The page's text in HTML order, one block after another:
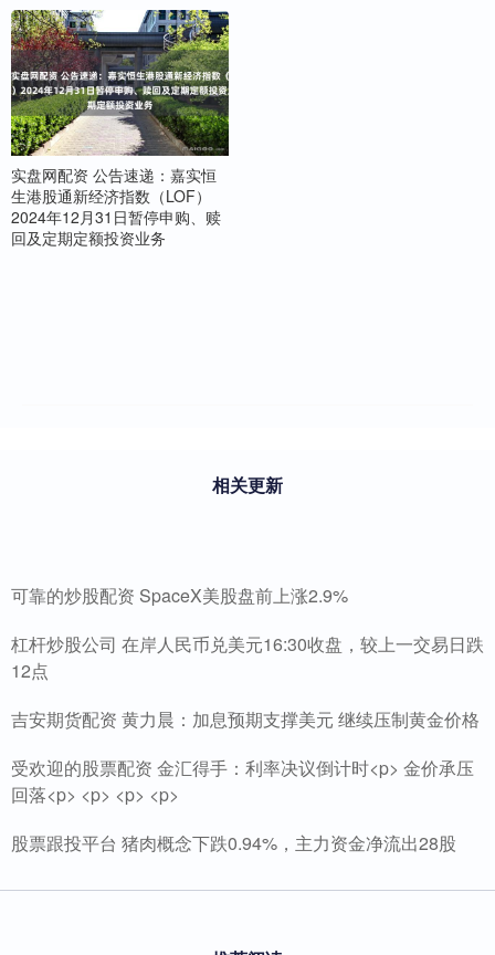
实盘网配资 公告速递：嘉实恒
生港股通新经济指数（LOF）
2024年12月31日暂停申购、赎
回及定期定额投资业务
相关更新
可靠的炒股配资 SpaceX美股盘前上涨2.9%
杠杆炒股公司 在岸人民币兑美元16:30收盘，较上一交易日跌
12点
吉安期货配资 黄力晨：加息预期支撑美元 继续压制黄金价格
受欢迎的股票配资 金汇得手：利率决议倒计时<p> 金价承压
回落<p> <p> <p> <p>
股票跟投平台 猪肉概念下跌0.94%，主力资金净流出28股